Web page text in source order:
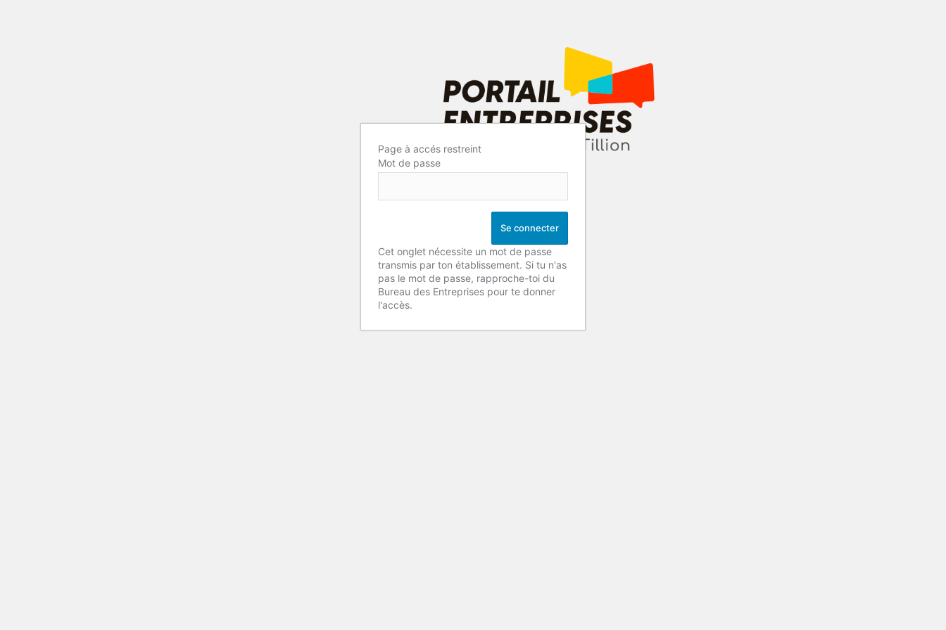
Page à accés restreint
Mot de passe
Cet onglet nécessite un mot de passe
transmis par ton établissement. Si tu n'as
pas le mot de passe, rapproche-toi du
Bureau des Entreprises pour te donner
l'accès.